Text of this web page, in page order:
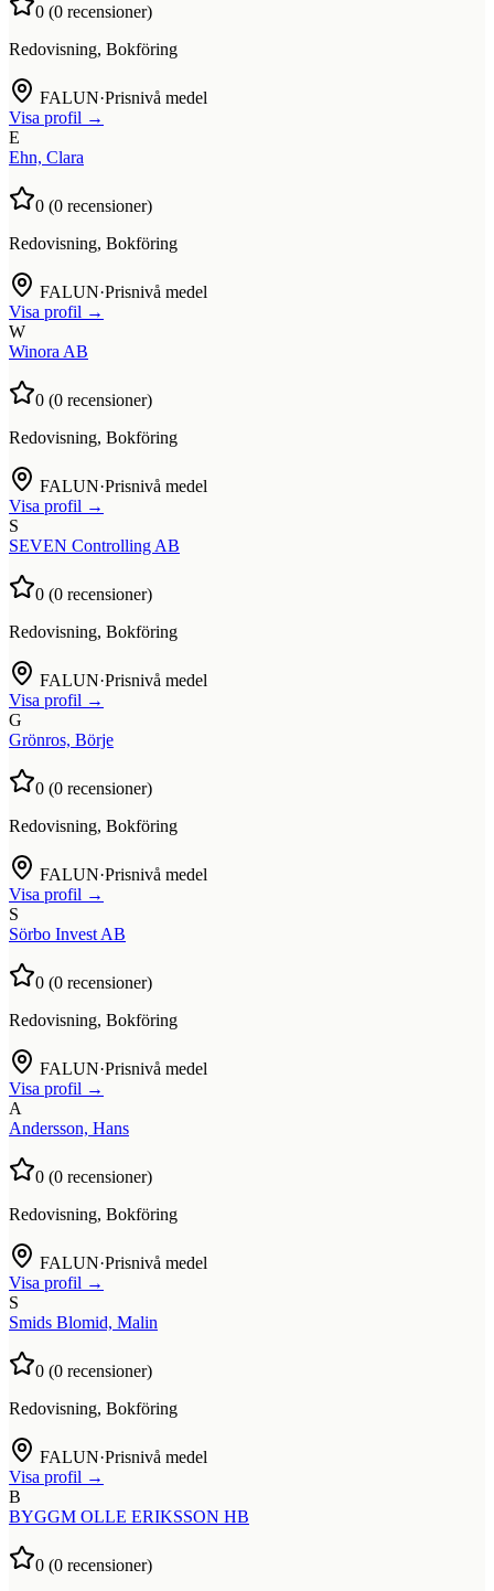
0 (0 recensioner)
Redovisning, Bokföring
FALUN·Prisnivå medel
Visa profil →
E
Ehn, Clara
0 (0 recensioner)
Redovisning, Bokföring
FALUN·Prisnivå medel
Visa profil →
W
Winora AB
0 (0 recensioner)
Redovisning, Bokföring
FALUN·Prisnivå medel
Visa profil →
S
SEVEN Controlling AB
0 (0 recensioner)
Redovisning, Bokföring
FALUN·Prisnivå medel
Visa profil →
G
Grönros, Börje
0 (0 recensioner)
Redovisning, Bokföring
FALUN·Prisnivå medel
Visa profil →
S
Sörbo Invest AB
0 (0 recensioner)
Redovisning, Bokföring
FALUN·Prisnivå medel
Visa profil →
A
Andersson, Hans
0 (0 recensioner)
Redovisning, Bokföring
FALUN·Prisnivå medel
Visa profil →
S
Smids Blomid, Malin
0 (0 recensioner)
Redovisning, Bokföring
FALUN·Prisnivå medel
Visa profil →
B
BYGGM OLLE ERIKSSON HB
0 (0 recensioner)